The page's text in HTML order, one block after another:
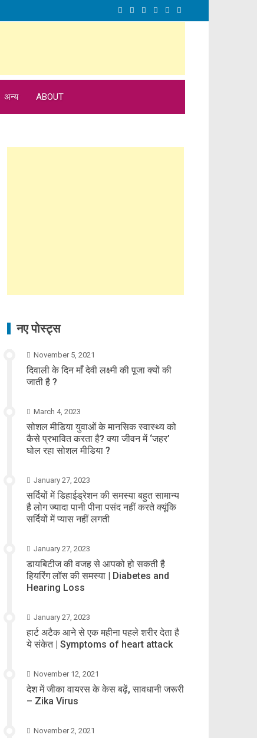
अन्य ABOUT
नए पोस्ट्स
November 5, 2021
दिवाली के दिन माँ देवी लक्ष्मी की पूजा क्यों की
जाती है ?
March 4, 2023
सोशल मीडिया युवाओं के मानसिक स्वास्थ्य को
कैसे प्रभावित करता है? क्या जीवन में ‘जहर’
घोल रहा सोशल मीडिया ?
January 27, 2023
सर्दियों में डिहाईड्रेशन की समस्या बहुत सामान्य
है लोग ज्यादा पानी पीना पसंद नहीं करते क्यूंकि
सर्दियों में प्यास नहीं लगती
January 27, 2023
डायबिटीज की वजह से आपको हो सकती है
हियरिंग लॉस की समस्या | Diabetes and
Hearing Loss
January 27, 2023
हार्ट अटैक आने से एक महीना पहले शरीर देता है
ये संकेत | Symptoms of heart attack
November 12, 2021
देश में जीका वायरस के केस बढ़ें, सावधानी जरूरी
– Zika Virus
November 2, 2021